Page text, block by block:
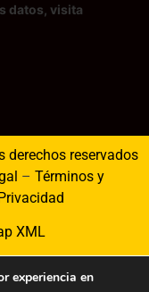
datos, visita
derechos reservados
– Términos y
XML
experiencia en